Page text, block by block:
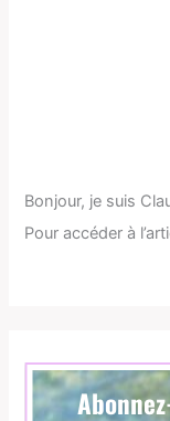
Bonjour, je suis
Pour accéder à